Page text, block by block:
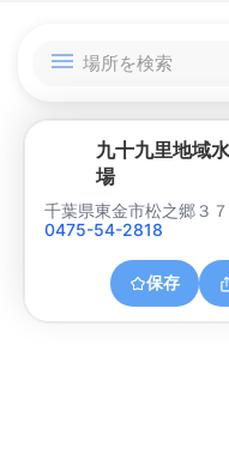
九十九里地域
場
千葉県東金市松之郷３７
0475-54-2818
保存